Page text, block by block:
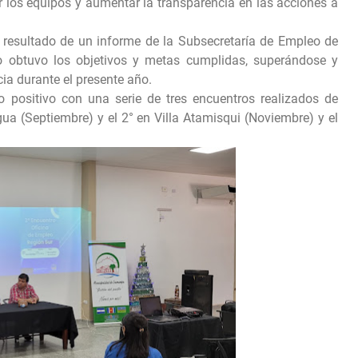
de un informe de la Subsecretaría de Empleo de
los objetivos y metas cumplidas, superándose y
durante el presente año.
positivo con una serie de tres encuentros realizados de
(Septiembre) y el 2° en Villa Atamisqui (Noviembre) y el